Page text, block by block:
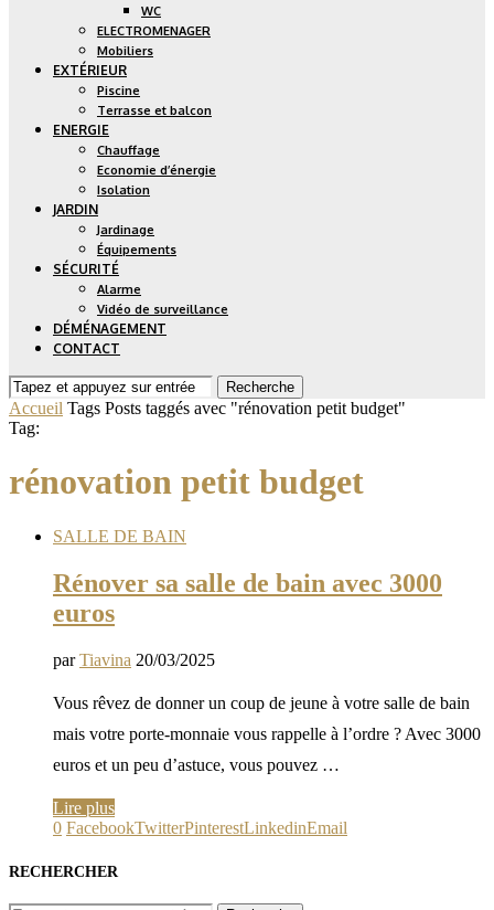
WC
ELECTROMENAGER
Mobiliers
EXTÉRIEUR
Piscine
Terrasse et balcon
ENERGIE
Chauffage
Economie d’énergie
Isolation
JARDIN
Jardinage
Équipements
SÉCURITÉ
Alarme
Vidéo de surveillance
DÉMÉNAGEMENT
CONTACT
Recherche
Accueil Tags Posts taggés avec "rénovation petit budget"
Tag:
rénovation petit budget
SALLE DE BAIN
Rénover sa salle de bain avec 3000
euros
parTiavina 20/03/2025
Vous rêvez de donner un coup de jeune à votre salle de bain
mais votre porte-monnaie vous rappelle à l’ordre ? Avec 3000
euros et un peu d’astuce, vous pouvez …
Lire plus
0 FacebookTwitterPinterestLinkedinEmail
RECHERCHER